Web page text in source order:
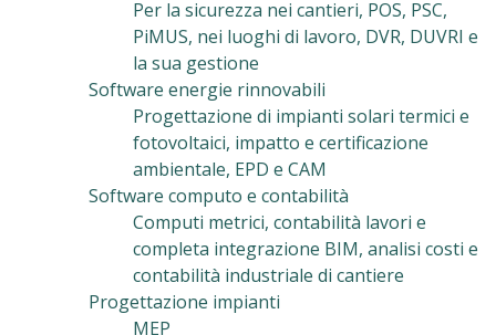
Per la sicurezza nei cantieri, POS, PSC,
PiMUS, nei luoghi di lavoro, DVR, DUVRI e
la sua gestione
Software energie rinnovabili
Progettazione di impianti solari termici e
fotovoltaici, impatto e certificazione
ambientale, EPD e CAM
Software computo e contabilità
Computi metrici, contabilità lavori e
completa integrazione BIM, analisi costi e
contabilità industriale di cantiere
Progettazione impianti
MEP